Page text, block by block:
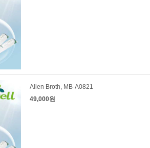
Allen Broth, MB-A0821
49,000원